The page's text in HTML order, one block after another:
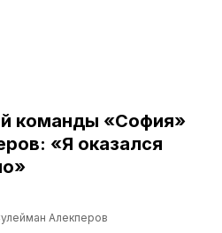
команды «София»
«Я оказался
Алекперов